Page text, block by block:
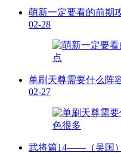
萌新一定要看的前期
02-28
单刷天尊需要什么阵
02-27
武将篇14——（吴国